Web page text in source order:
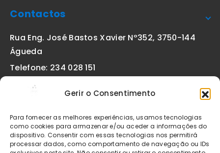
Gerir o Consentimento
Para fornecer as melhores experiências, usamos tecnologias
como cookies para armazenar e/ou aceder a informações do
dispositivo. Consentir com essas tecnologias nos permitirá
processar dados, como comportamento de navegação ou IDs
Contactos
Rua Eng. José Bastos Xavier Nº352, 3750-144
Águeda
Telefone: 234 028 151
geral@etiquetas-online.pt
Os preços indicados incluem IVA à taxa legal em vigor. Todos